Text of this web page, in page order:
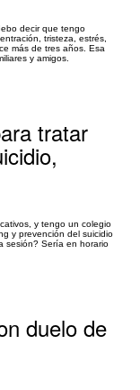
decir que tengo
tristeza, estrés,
más de tres años. Esa
y amigos.
tratar
y tengo un colegio
y prevención del suicidio
sesión? Sería en horario
duelo de